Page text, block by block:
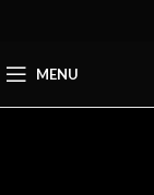
MENU